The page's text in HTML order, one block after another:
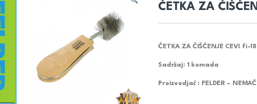
ČETKA ZA
ČETKA ZA ČIŠĆENJE CEVI fi-18
Sadržaj: 1 komada
Proizvodjač : FELDER –